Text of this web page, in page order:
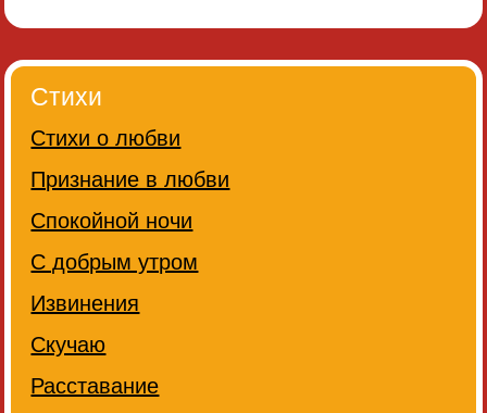
Стихи
Стихи о любви
Признание в любви
Спокойной ночи
С добрым утром
Извинения
Скучаю
Расставание